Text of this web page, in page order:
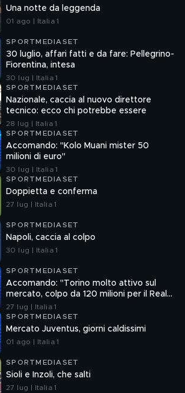
Una notte da leggenda
01 ago | Italia 1
SPORTMEDIASET
30 luglio, affari fatti e da fare: Pellegrino-
Fiorentina, intesa
30 lug | Italia 1
SPORTMEDIASET
Nazionale, caccia al nuovo direttore
tecnico: ecco chi potrebbe essere
28 lug | Italia 1
SPORTMEDIASET
Accomando: "Kolo Muani mister 50
milioni di euro"
30 lug | Italia 1
SPORTMEDIASET
Doppietta e conferma
27 lug | Italia 1
SPORTMEDIASET
Napoli, caccia al colpo
30 lug | Italia 1
SPORTMEDIASET
Accomando: "Torino molto attivo sul
mercato, colpo da 120 milioni per il Real
Madrid"
27 lug | Italia 1
SPORTMEDIASET
Mercato Juventus, giorni caldissimi
01 ago | Italia 1
SPORTMEDIASET
Sioli e Inzoli, che salti
27 lug | Italia 1